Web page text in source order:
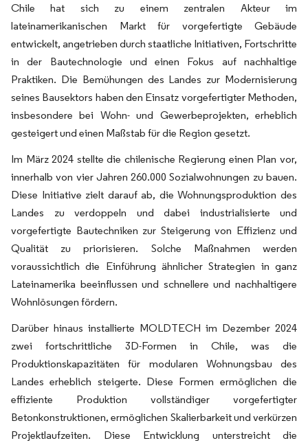
Chile hat sich zu einem zentralen Akteur im
lateinamerikanischen Markt für vorgefertigte Gebäude
entwickelt, angetrieben durch staatliche Initiativen, Fortschritte
in der Bautechnologie und einen Fokus auf nachhaltige
Praktiken. Die Bemühungen des Landes zur Modernisierung
seines Bausektors haben den Einsatz vorgefertigter Methoden,
insbesondere bei Wohn- und Gewerbeprojekten, erheblich
gesteigert und einen Maßstab für die Region gesetzt.
Im März 2024 stellte die chilenische Regierung einen Plan vor,
innerhalb von vier Jahren 260.000 Sozialwohnungen zu bauen.
Diese Initiative zielt darauf ab, die Wohnungsproduktion des
Landes zu verdoppeln und dabei industrialisierte und
vorgefertigte Bautechniken zur Steigerung von Effizienz und
Qualität zu priorisieren. Solche Maßnahmen werden
voraussichtlich die Einführung ähnlicher Strategien in ganz
Lateinamerika beeinflussen und schnellere und nachhaltigere
Wohnlösungen fördern.
Darüber hinaus installierte MOLDTECH im Dezember 2024
zwei fortschrittliche 3D-Formen in Chile, was die
Produktionskapazitäten für modularen Wohnungsbau des
Landes erheblich steigerte. Diese Formen ermöglichen die
effiziente Produktion vollständiger vorgefertigter
Betonkonstruktionen, ermöglichen Skalierbarkeit und verkürzen
Projektlaufzeiten. Diese Entwicklung unterstreicht die